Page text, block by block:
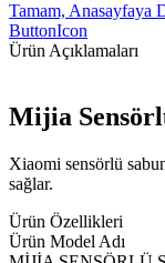
Tamam, Anasayfaya
ButtonIcon
Ürün Açıklamaları
Mijia
Xiaomi sensörlü
sağlar.
Ürün Özellikleri
Ürün Model Adı